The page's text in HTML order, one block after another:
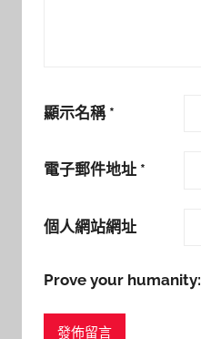
顯示名稱 *
電子郵件地址 *
個人網站網址
Prove your humanity: